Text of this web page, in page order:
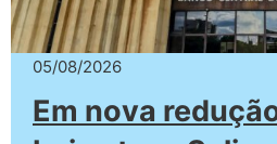
05/08/2026
Em nova